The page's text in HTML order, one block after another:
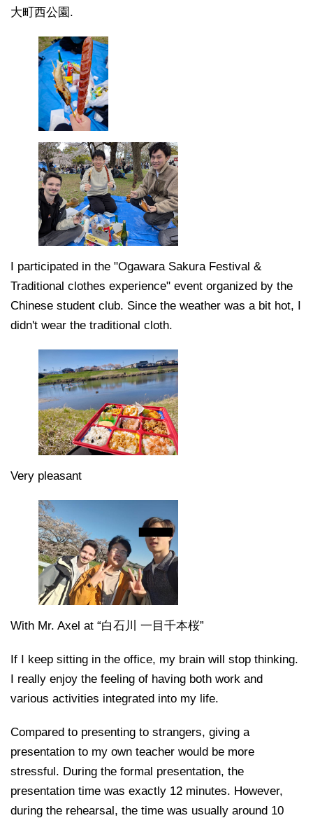
大町西公園.
I participated in the "Ogawara Sakura Festival &
Traditional clothes experience" event organized by the
Chinese student club. Since the weather was a bit hot, I
didn't wear the traditional cloth.
Very pleasant
With Mr. Axel at “白石川 一目千本桜”
If I keep sitting in the office, my brain will stop thinking.
I really enjoy the feeling of having both work and
various activities integrated into my life.
Compared to presenting to strangers, giving a
presentation to my own teacher would be more
stressful. During the formal presentation, the
presentation time was exactly 12 minutes. However,
during the rehearsal, the time was usually around 10